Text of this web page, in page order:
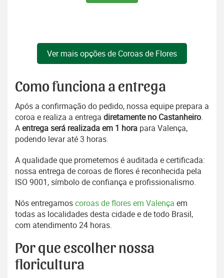
Ver mais opções de Coroas de Flores
Como funciona a entrega
Após a confirmação do pedido, nossa equipe prepara a
coroa e realiza a entrega diretamente no Castanheiro.
Aentrega será realizada em 1 hora para Valença,
podendo levar até 3 horas.
A qualidade que prometemos é auditada e certificada:
nossa entrega de coroas de flores é reconhecida pela
ISO 9001, símbolo de confiança e profissionalismo.
Nós entregamoscoroas de flores em Valença em
todas as localidades desta cidade e de todo Brasil,
com atendimento 24 horas.
Por que escolher nossa
floricultura